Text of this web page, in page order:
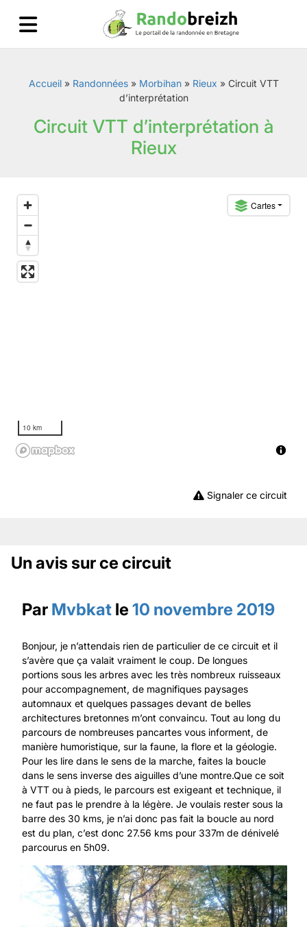
Accueil» Randonnées» Morbihan» Rieux » Circuit VTT
d’interprétation
Circuit VTT d’interprétation à
Rieux
Cartes
10 km
Signaler ce circuit
Un avis sur ce circuit
Par Mvbkat le 10 novembre 2019
Bonjour, je n’attendais rien de particulier de ce circuit et il
s’avère que ça valait vraiment le coup. De longues
portions sous les arbres avec les très nombreux ruisseaux
pour accompagnement, de magnifiques paysages
automnaux et quelques passages devant de belles
architectures bretonnes m’ont convaincu. Tout au long du
parcours de nombreuses pancartes vous informent, de
manière humoristique, sur la faune, la flore et la géologie.
Pour les lire dans le sens de la marche, faites la boucle
dans le sens inverse des aiguilles d’une montre.Que ce soit
à VTT ou à pieds, le parcours est exigeant et technique, il
ne faut pas le prendre à la légère. Je voulais rester sous la
barre des 30 kms, je n’ai donc pas fait la boucle au nord
est du plan, c’est donc 27.56 kms pour 337m de dénivelé
parcourus en 5h09.